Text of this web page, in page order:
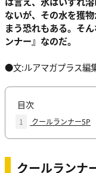
ないが、その水を獲
まう恐れもある。そ
ンナー』なのだ。
●文:ルアマガプラス編
目次
1 クールランナー5P
クールランナ